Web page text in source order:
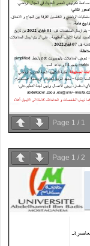
Page 1 / 1
Page 1 / 2